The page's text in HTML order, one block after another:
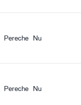
Pereche Nu
Pereche Nu